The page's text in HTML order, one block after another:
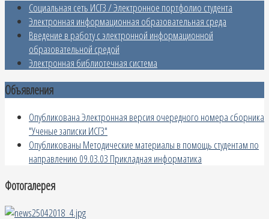
Социальная сеть ИСГЗ / Электронное портфолио студента
Электронная информационная образовательная среда
Введение в работу с электронной информационной
образовательной средой
Электронная библиотечная система
Объявления
Опубликована Электронная версия очередного номера сборника
"Ученые записки ИСГЗ"
Опубликованы Методические материалы в помощь студентам по
направлению 09.03.03 Прикладная информатика
Фотогалерея